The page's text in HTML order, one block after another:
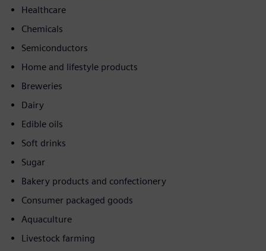
Healthcare
Chemicals
Semiconductors
Home and lifestyle products
Breweries
Dairy
Edible oils
Soft drinks
Sugar
Bakery products and confectionery
Consumer packaged goods
Aquaculture
Livestock farming